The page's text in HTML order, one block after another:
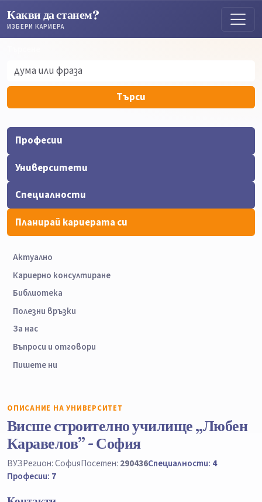
Какви да станем?
ИЗБЕРИ КАРИЕРА
Търси
Професии
Университети
Специалности
Планирай кариерата си
Актуално
Кариерно консултиране
Библиотека
Полезни връзки
За нас
Въпроси и отговори
Пишете ни
ОПИСАНИЕ НА УНИВЕРСИТЕТ
Висше строително училище „Любен
Каравелов” - София
ВУЗРегион: СофияПосетен: 290436Специалности: 4
Професии: 7